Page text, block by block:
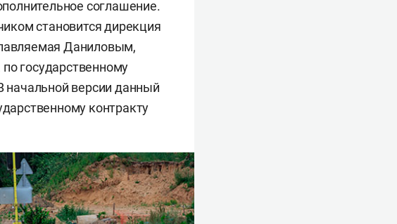
соглашение.
становится дирекция
Даниловым,
государственному
начальной версии данный
контракту